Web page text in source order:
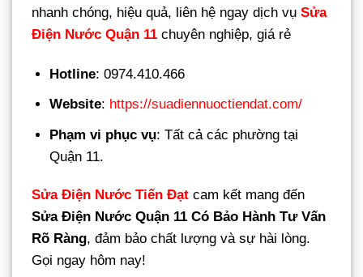
nhanh chóng, hiệu quả, liên hệ ngay dịch vụ Sửa
Điện Nước Quận 11 chuyên nghiệp, giá rẻ
Hotline: 0974.410.466
Website: https://suadiennuoctiendat.com/
Phạm vi phục vụ: Tất cả các phường tại
Quận 11.
Sửa Điện Nước Tiến Đạt cam kết mang đến
Sửa Điện Nước Quận 11 Có Bảo Hành Tư Vấn
Rõ Ràng, đảm bảo chất lượng và sự hài lòng.
Gọi ngay hôm nay!